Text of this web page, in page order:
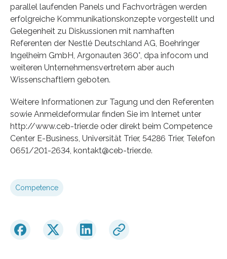
parallel laufenden Panels und Fachvorträgen werden
erfolgreiche Kommunikationskonzepte vorgestellt und
Gelegenheit zu Diskussionen mit namhaften
Referenten der Nestlé Deutschland AG, Boehringer
Ingelheim GmbH, Argonauten 360°, dpa infocom und
weiteren Unternehmensvertretern aber auch
Wissenschaftlern geboten.
Weitere Informationen zur Tagung und den Referenten
sowie Anmeldeformular finden Sie im Internet unter
http://www.ceb-trier.de oder direkt beim Competence
Center E-Business, Universität Trier, 54286 Trier, Telefon
0651/201-2634, kontakt@ceb-trier.de.
Competence